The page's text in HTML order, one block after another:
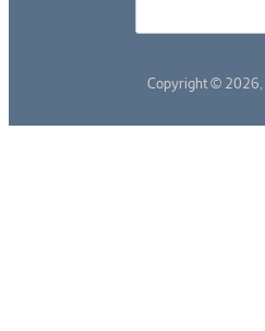
Copyright © 2026,